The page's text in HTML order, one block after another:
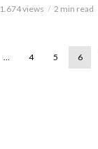
1.674 views 2 min read
… 4 5 6